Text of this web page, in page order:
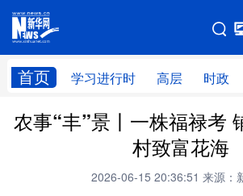
首页 学习进行时 高层 时政
网站地图
学习进行时 高层 时政
财经 网评
农事“丰”景丨一株福禄考
村致富花海
2026-06-15 20:36:51 来源：